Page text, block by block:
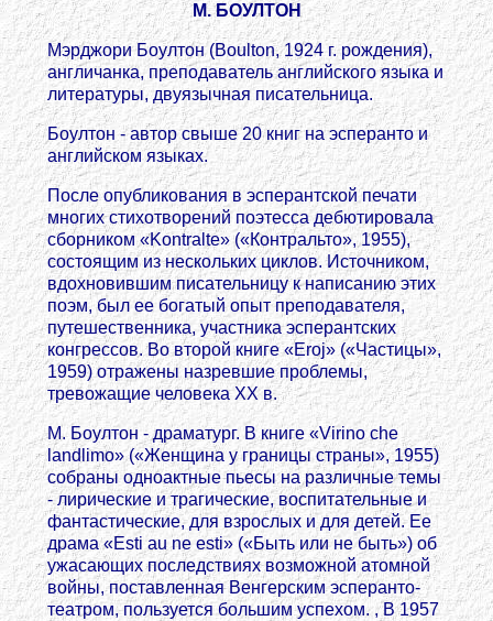
М. БОУЛТОН
Мэрджори Боултон (Boulton, 1924 г. рождения),
англичанка, преподаватель английского языка и
литературы, двуязычная писательница.
Боултон - автор свыше 20 книг на эсперанто и
английском языках.
После опубликования в эсперантской печати
многих стихотворений поэтесса дебютировала
сборником «Kontralte» («Контральто», 1955),
состоящим из нескольких циклов. Источником,
вдохновившим писательницу к написанию этих
поэм, был ее богатый опыт преподавателя,
путешественника, участника эсперантских
конгрессов. Во второй книге «Eroj» («Частицы»,
1959) отражены назревшие проблемы,
тревожащие человека XX в.
М. Боултон - драматург. В книге «Virino chе
landlimo» («Женщина у границы страны», 1955)
собраны одноактные пьесы на различные темы
- лирические и трагические, воспитательные и
фантастические, для взрослых и для детей. Ее
драма «Esti au ne esti» («Быть или не быть») об
ужасающих последствиях возможной атомной
войны, поставленная Венгерским эсперанто-
театром, пользуется большим успехом. , В 1957